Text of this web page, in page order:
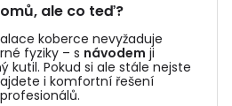
ale co teď?
koberce nevyžaduje
fyziky – s návodem ji
kutil. Pokud si ale stále nejste
i komfortní řešení